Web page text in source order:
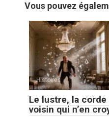
Vous pouvez
Histoires
Le lustre, la
voisin qui n’en